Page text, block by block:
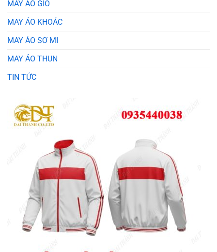
MAY ÁO GIÓ
MAY ÁO KHOÁC
MAY ÁO SƠ MI
MAY ÁO THUN
TIN TỨC